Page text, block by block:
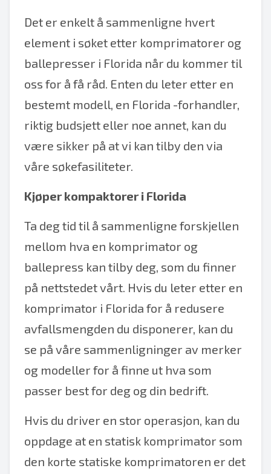
Det er enkelt å sammenligne hvert
element i søket etter komprimatorer og
ballepresser i Florida når du kommer til
oss for å få råd. Enten du leter etter en
bestemt modell, en Florida -forhandler,
riktig budsjett eller noe annet, kan du
være sikker på at vi kan tilby den via
våre søkefasiliteter.
Kjøper kompaktorer i Florida
Ta deg tid til å sammenligne forskjellen
mellom hva en komprimator og
ballepress kan tilby deg, som du finner
på nettstedet vårt. Hvis du leter etter en
komprimator i Florida for å redusere
avfallsmengden du disponerer, kan du
se på våre sammenligninger av merker
og modeller for å finne ut hva som
passer best for deg og din bedrift.
Hvis du driver en stor operasjon, kan du
oppdage at en statisk komprimator som
den korte statiske komprimatoren er det